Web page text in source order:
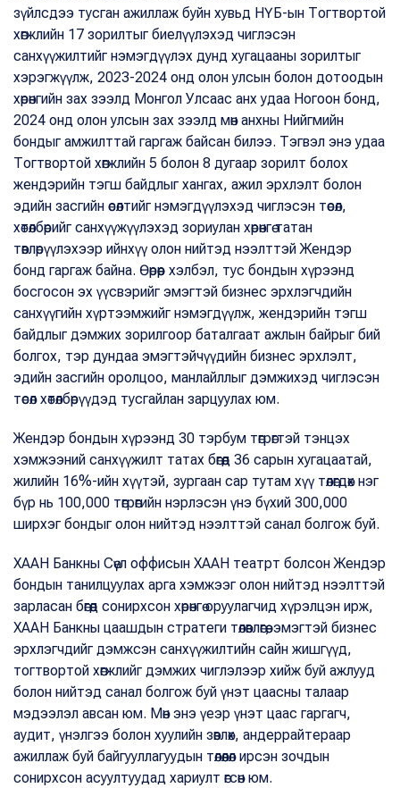
зүйлсдээ тусган ажиллаж буйн хувьд НҮБ-ын Тогтвортой
хөгжлийн 17 зорилтыг биелүүлэхэд чиглэсэн
санхүүжилтийг нэмэгдүүлэх дунд хугацааны зорилтыг
хэрэгжүүлж, 2023-2024 онд олон улсын болон дотоодын
хөрөнгийн зах зээлд Монгол Улсаас анх удаа Ногоон бонд,
2024 онд олон улсын зах зээлд мөн анхны Нийгмийн
бондыг амжилттай гаргаж байсан билээ. Тэгвэл энэ удаа
Тогтвортой хөгжлийн 5 болон 8 дугаар зорилт болох
жендэрийн тэгш байдлыг хангах, ажил эрхлэлт болон
эдийн засгийн өсөлтийг нэмэгдүүлэхэд чиглэсэн төсөл,
хөтөлбөрийг санхүүжүүлэхэд зориулан хөрөнгө татан
төвлөрүүлэхээр ийнхүү олон нийтэд нээлттэй Жендэр
бонд гаргаж байна. Өөрөөр хэлбэл, тус бондын хүрээнд
босгосон эх үүсвэрийг эмэгтэй бизнес эрхлэгчдийн
санхүүгийн хүртээмжийг нэмэгдүүлж, жендэрийн тэгш
байдлыг дэмжих зорилгоор баталгаат ажлын байрыг бий
болгох, тэр дундаа эмэгтэйчүүдийн бизнес эрхлэлт,
эдийн засгийн оролцоо, манлайллыг дэмжихэд чиглэсэн
төсөл хөтөлбөрүүдэд тусгайлан зарцуулах юм.
Жендэр бондын хүрээнд 30 тэрбум төгрөгтэй тэнцэх
хэмжээний санхүүжилт татах бөгөөд 36 сарын хугацаатай,
жилийн 16%-ийн хүүтэй, зургаан сар тутам хүү төлөгдөх нэг
бүр нь 100,000 төгрөгийн нэрлэсэн үнэ бүхий 300,000
ширхэг бондыг олон нийтэд нээлттэй санал болгож буй.
ХААН Банкны Сөүл оффисын ХААН театрт болсон Жендэр
бондын танилцуулах арга хэмжээг олон нийтэд нээлттэй
зарласан бөгөөд сонирхсон хөрөнгө оруулагчид хүрэлцэн ирж,
ХААН Банкны цаашдын стратеги төлөвлөгөө, эмэгтэй бизнес
эрхлэгчдийг дэмжсэн санхүүжилтийн сайн жишгүүд,
тогтвортой хөгжлийг дэмжих чиглэлээр хийж буй ажлууд
болон нийтэд санал болгож буй үнэт цаасны талаар
мэдээлэл авсан юм. Мөн энэ үеэр үнэт цаас гаргагч,
аудит, үнэлгээ болон хуулийн зөвлөх, андеррайтераар
ажиллаж буй байгууллагуудын төлөөлөл ирсэн зочдын
сонирхсон асуултуудад хариулт өгсөн юм.